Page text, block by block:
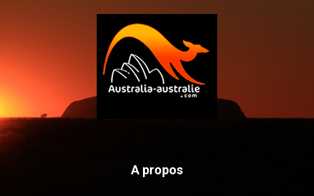
A propos